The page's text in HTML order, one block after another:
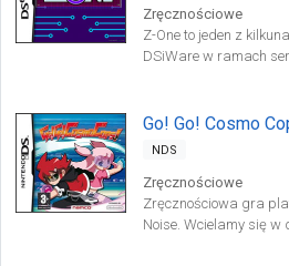
Zręcznościowe
Z-One to jeden z
DSiWare w ramach
Go! Go! Cosmo
NDS
Zręcznościowe
Zręcznościowa gra
Noise. Wcielamy się